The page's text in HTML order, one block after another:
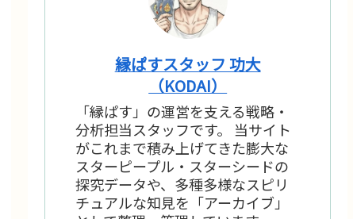
縁ぱすスタッフ 功大
（KODAI）
「縁ぱす」の運営を支える戦略・
分析担当スタッフです。 当サイト
がこれまで積み上げてきた膨大な
スターピープル・スターシードの
探究データや、多種多様なスピリ
チュアルな知見を「アーカイブ」